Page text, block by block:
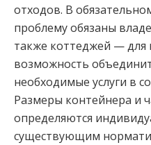
отходов. В
проблему обязаны
также коттеджей — для
возможность
необходимые услуги в
Размеры контейнера и
определяются
существующим